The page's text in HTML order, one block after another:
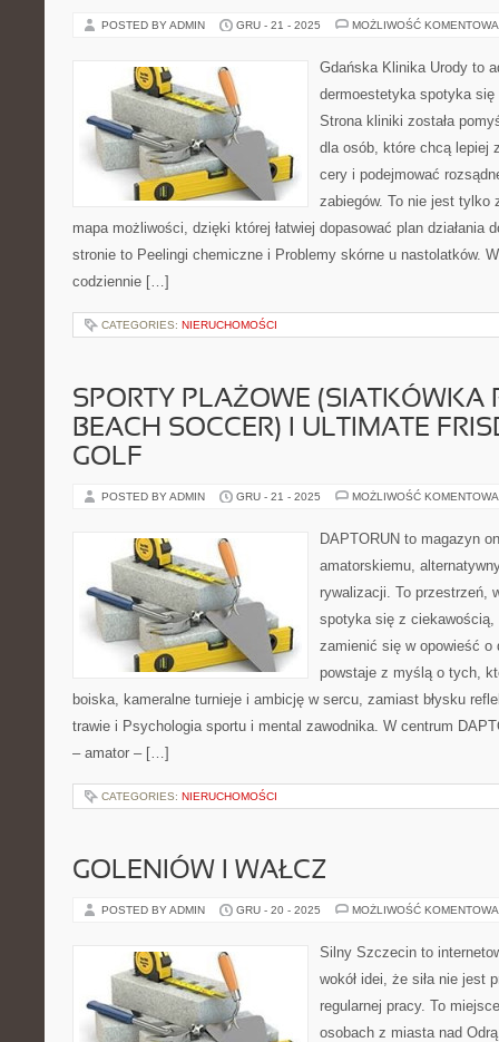
POSTED BY ADMIN GRU - 21 - 2025 MOŻLIWOŚĆ
Gdańska Klinika Urody to
dermoestetyka spotyka
Strona kliniki została
dla osób, które chcą lepiej
cery i podejmować
zabiegów. To nie jest tylko
mapa możliwości, dzięki której łatwiej dopasować plan działania
stronie to Peelingi chemiczne i Problemy skórne u nastolatków.
codziennie […]
CATEGORIES: NIERUCHOMOŚCI
SPORTY PLAŻOWE (SIATKÓWKA
BEACH SOCCER) I ULTIMATE
GOLF
POSTED BY ADMIN GRU - 21 - 2025 MOŻLIWOŚĆ
DAPTORUN to magazyn
amatorskiemu,
rywalizacji. To przestrzeń,
spotyka się z
zamienić się w opowieść o
powstaje z myślą o tych,
boiska, kameralne turnieje i ambicję w sercu, zamiast błysku
trawie i Psychologia sportu i mental zawodnika. W centrum
– amator – […]
CATEGORIES: NIERUCHOMOŚCI
GOLENIÓW I WAŁCZ
POSTED BY ADMIN GRU - 20 - 2025 MOŻLIWOŚĆ
Silny Szczecin to
wokół idei, że siła nie jest
regularnej pracy. To
osobach z miasta nad